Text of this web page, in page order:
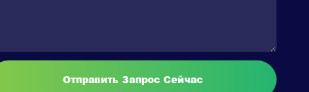
Отправить Запрос Сейчас